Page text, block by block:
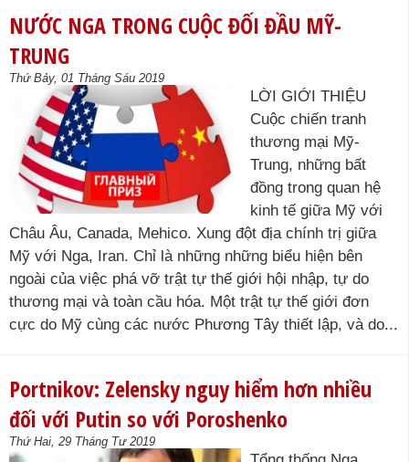
NƯỚC NGA TRONG CUỘC ĐỐI ĐẦU MỸ-
TRUNG
Thứ Bảy, 01 Tháng Sáu 2019
LỜI GIỚI THIỆU
Cuộc chiến tranh
thương mại Mỹ-
Trung, những bất
đồng trong quan hệ
kinh tế giữa Mỹ với
Châu Âu, Canada, Mehico. Xung đột địa chính trị giữa
Mỹ với Nga, Iran. Chỉ là những những biểu hiện bên
ngoài của việc phá vỡ trật tự thế giới hội nhập, tự do
thương mại và toàn cầu hóa. Một trật tự thế giới đơn
cực do Mỹ cùng các nước Phương Tây thiết lập, và do...
Portnikov: Zelensky nguy hiểm hơn nhiều
đối với Putin so với Poroshenko
Thứ Hai, 29 Tháng Tư 2019